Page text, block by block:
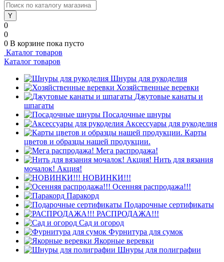
0
0
0 В корзине пока пусто
Каталог товаров
Каталог товаров
Шнуры для рукоделия
Хозяйственные веревки
Джутовые канаты и
шпагаты
Посадочные шнуры
Аксессуары для рукоделия
Карты
цветов и образцы нашей продукции.
Мега распродажа!
Нить для вязания
мочалок! Акция!
НОВИНКИ!!!
Осенняя распродажа!!!
Паракорд
Подарочные сертификаты
РАСПРОДАЖА!!!
Сад и огород
Фурнитура для сумок
Якорные веревки
Шнуры для полиграфии